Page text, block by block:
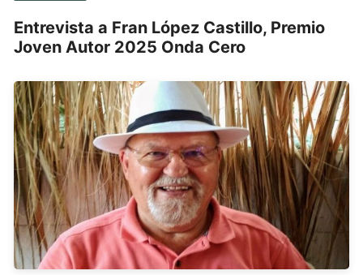
Entrevista a Fran López Castillo, Premio
Joven Autor 2025 Onda Cero